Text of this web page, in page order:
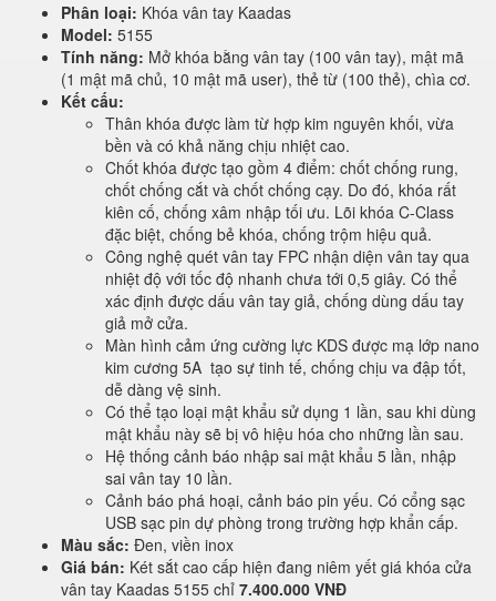
Phân loại: Khóa vân tay Kaadas
Model: 5155
Tính năng: Mở khóa bằng vân tay (100 vân tay), mật mã
(1 mật mã chủ, 10 mật mã user), thẻ từ (100 thẻ), chìa cơ.
Kết cấu:
Thân khóa được làm từ hợp kim nguyên khối, vừa
bền và có khả năng chịu nhiệt cao.
Chốt khóa được tạo gồm 4 điểm: chốt chống rung,
chốt chống cắt và chốt chống cạy. Do đó, khóa rất
kiên cố, chống xâm nhập tối ưu. Lõi khóa C-Class
đặc biệt, chống bẻ khóa, chống trộm hiệu quả.
Công nghệ quét vân tay FPC nhận diện vân tay qua
nhiệt độ với tốc độ nhanh chưa tới 0,5 giây. Có thể
xác định được dấu vân tay giả, chống dùng dấu tay
giả mở cửa.
Màn hình cảm ứng cường lực KDS được mạ lớp nano
kim cương 5A tạo sự tinh tế, chống chịu va đập tốt,
dễ dàng vệ sinh.
Có thể tạo loại mật khẩu sử dụng 1 lần, sau khi dùng
mật khẩu này sẽ bị vô hiệu hóa cho những lần sau.
Hệ thống cảnh báo nhập sai mật khẩu 5 lần, nhập
sai vân tay 10 lần.
Cảnh báo phá hoại, cảnh báo pin yếu. Có cổng sạc
USB sạc pin dự phòng trong trường hợp khẩn cấp.
Màu sắc: Đen, viền inox
Giá bán: Két sắt cao cấp hiện đang niêm yết giá khóa cửa
vân tay Kaadas 5155 chỉ 7.400.000 VNĐ